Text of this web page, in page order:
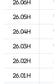
26.06H
26.05H
26.04H
26.03H
26.02H
26.01H